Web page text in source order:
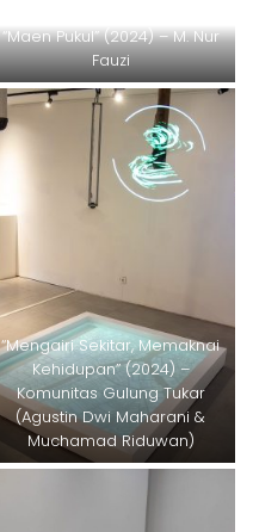
“Maen Pukul” (2024) – M. Nur
Fauzi
“Mengairi Sekitar, Memaknai
Kehidupan” (2024) –
Komunitas Gulung Tukar
(Agustin Dwi Maharani &
Muchamad Riduwan)